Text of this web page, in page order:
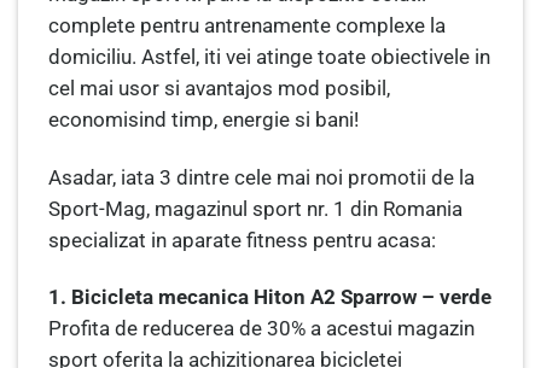
complete pentru antrenamente complexe la
domiciliu. Astfel, iti vei atinge toate obiectivele in
cel mai usor si avantajos mod posibil,
economisind timp, energie si bani!
Asadar, iata 3 dintre cele mai noi promotii de la
Sport-Mag, magazinul sport nr. 1 din Romania
specializat in aparate fitness pentru acasa:
1. Bicicleta mecanica Hiton A2 Sparrow – verde
Profita de reducerea de 30% a acestui magazin
sport oferita la achizitionarea bicicletei